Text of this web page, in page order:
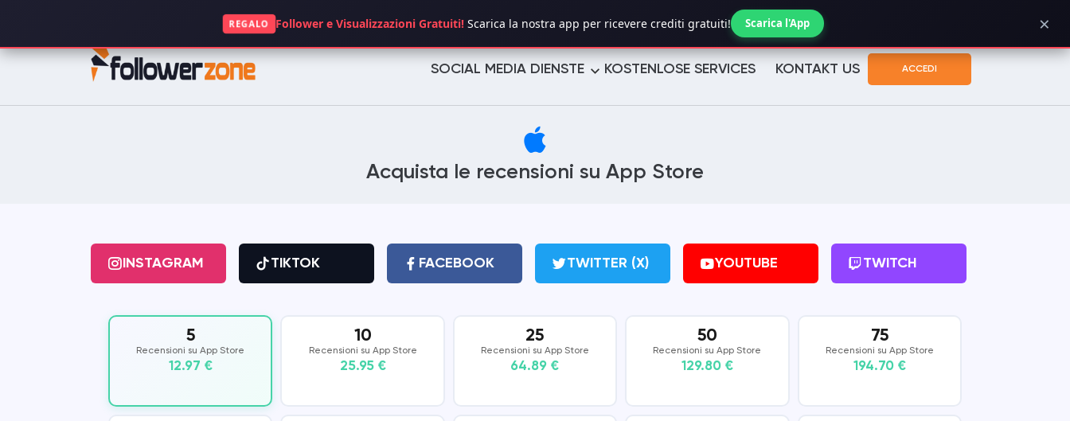
REGALO Follower e Visualizzazioni Gratuiti!Scarica la nostra app per ricevere crediti gratuiti! Scarica l'App ×
SOCIAL MEDIA DIENSTE
TELEGRAM LINKEDIN
GOOGLE APP STORE PINTEREST LIKEE
DAILYMOTION REVERBNATION MIXCLOUD
KOSTENLOSE SERVICES KONTAKT US ACCEDI
Acquista le recensioni su App Store
INSTAGRAM TIKTOK FACEBOOK TWITTER (X) YOUTUBE TWITCH
5
Recensioni su App Store
12.97 €
10
Recensioni su App Store
25.95 €
25
Recensioni su App Store
64.89 €
50
Recensioni su App Store
129.80 €
75
Recensioni su App Store
194.70 €